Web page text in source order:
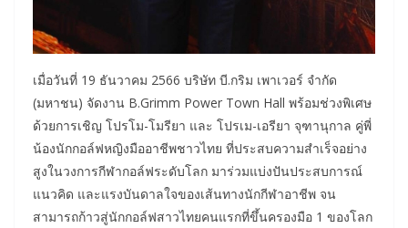
เมื่อวันที่ 19 ธันวาคม 2566 บริษัท บี.กริม เพาเวอร์ จำกัด
(มหาชน) จัดงาน B.Grimm Power Town Hall พร้อมช่วงพิเศษ
ด้วยการเชิญ โปรโม-โมรียา และ โปรเม-เอรียา จุฑานุกาล คู่พี่
น้องนักกอล์ฟหญิงมืออาชีพชาวไทย ที่ประสบความสำเร็จอย่าง
สูงในวงการกีฬากอล์ฟระดับโลก มาร่วมแบ่งปันประสบการณ์
แนวคิด และแรงบันดาลใจของเส้นทางนักกีฬาอาชีพ จน
สามารถก้าวสู่นักกอล์ฟสาวไทยคนแรกที่ขึ้นครองมือ 1 ของโลก